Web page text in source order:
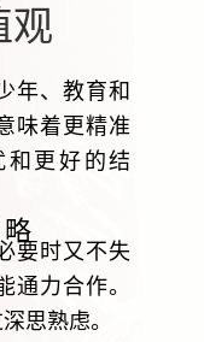
观
年、教育和
味着更精准
更好的结
要时又不失
力合作。
思熟虑。